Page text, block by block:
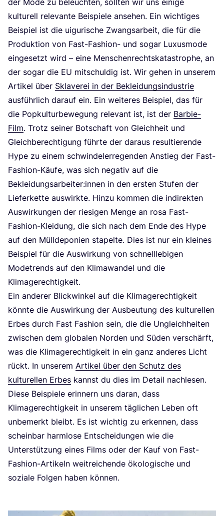
der Mode zu beleuch­ten, soll­ten wir uns eini­ge
kul­tu­rell rele­van­te Bei­spie­le anse­hen. Ein wich­ti­ges
Bei­spiel ist die uigu­ri­sche Zwangs­ar­beit, die für die
Pro­duk­ti­on von Fast-Fashion- und sogar Luxus­mo­de
ein­ge­setzt wird – eine Men­schen­rechts­ka­ta­stro­phe, an
der sogar die EU mit­schul­dig ist. Wir gehen in unse­rem
Arti­kel über Skla­ve­rei in der Beklei­dungs­in­dus­trie
aus­führ­lich dar­auf ein. Ein wei­te­res Bei­spiel, das für
die Pop­kul­tur­be­we­gung rele­vant ist, ist der Bar­bie-
Film. Trotz sei­ner Bot­schaft von Gleich­heit und
Gleich­be­rech­ti­gung führ­te der dar­aus resul­tie­ren­de
Hype zu einem schwin­del­erre­gen­den Anstieg der Fast-
Fashion-Käu­fe, was sich nega­tiv auf die
Bekleidungsarbeiter:innen in den ers­ten Stu­fen der
Lie­fer­ket­te aus­wirk­te. Hin­zu kom­men die indi­rek­ten
Aus­wir­kun­gen der rie­si­gen Men­ge an rosa Fast-
Fashion-Klei­dung, die sich nach dem Ende des Hype
auf den Müll­de­po­nien sta­pel­te. Dies ist nur ein klei­nes
Bei­spiel für die Aus­wir­kung von schnell­le­bi­gen
Mode­trends auf den Kli­ma­wan­del und die
Klimagerechtigkeit.
Ein ande­rer Blick­win­kel auf die Kli­ma­ge­rech­tig­keit
könn­te die Aus­wir­kung der Aus­beu­tung des kul­tu­rel­len
Erbes durch Fast Fashion sein, die die Ungleich­hei­ten
zwi­schen dem glo­ba­len Nor­den und Süden ver­schärft,
was die Kli­ma­ge­rech­tig­keit in ein ganz ande­res Licht
rückt. In unse­rem Arti­kel über den Schutz des
kul­tu­rel­len Erbes kannst du dies im Detail nachlesen.
Die­se Bei­spie­le erin­nern uns dar­an, dass
Kli­ma­ge­rech­tig­keit in unse­rem täg­li­chen Leben oft
unbe­merkt bleibt. Es ist wich­tig zu erken­nen, dass
schein­bar harm­lo­se Ent­schei­dun­gen wie die
Unter­stüt­zung eines Films oder der Kauf von Fast-
Fashion-Arti­keln weit­rei­chen­de öko­lo­gi­sche und
sozia­le Fol­gen haben kön­nen.